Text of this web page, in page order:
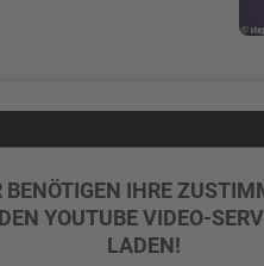
BENÖTIGEN IHRE
YOUTUBE VIDEO-
LADEN!